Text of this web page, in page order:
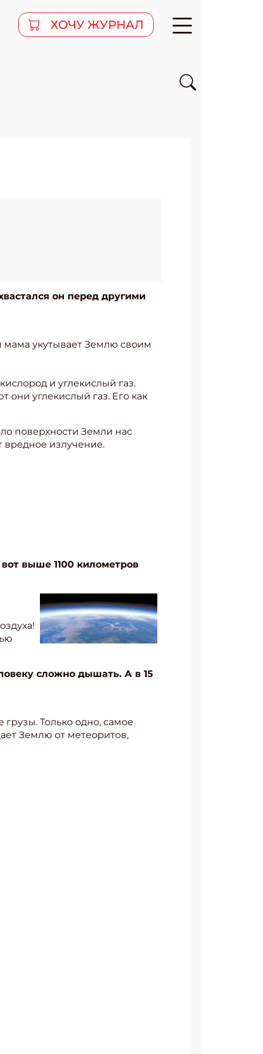
ХОЧУ ЖУРНАЛ
он перед другими
мама укутывает Землю своим
и углекислый газ.
они углекислый газ. Его как
поверхности Земли нас
вредное излучение.
выше 1100 километров
сложно дышать. А в 15
Только одно, самое
Землю от метеоритов,